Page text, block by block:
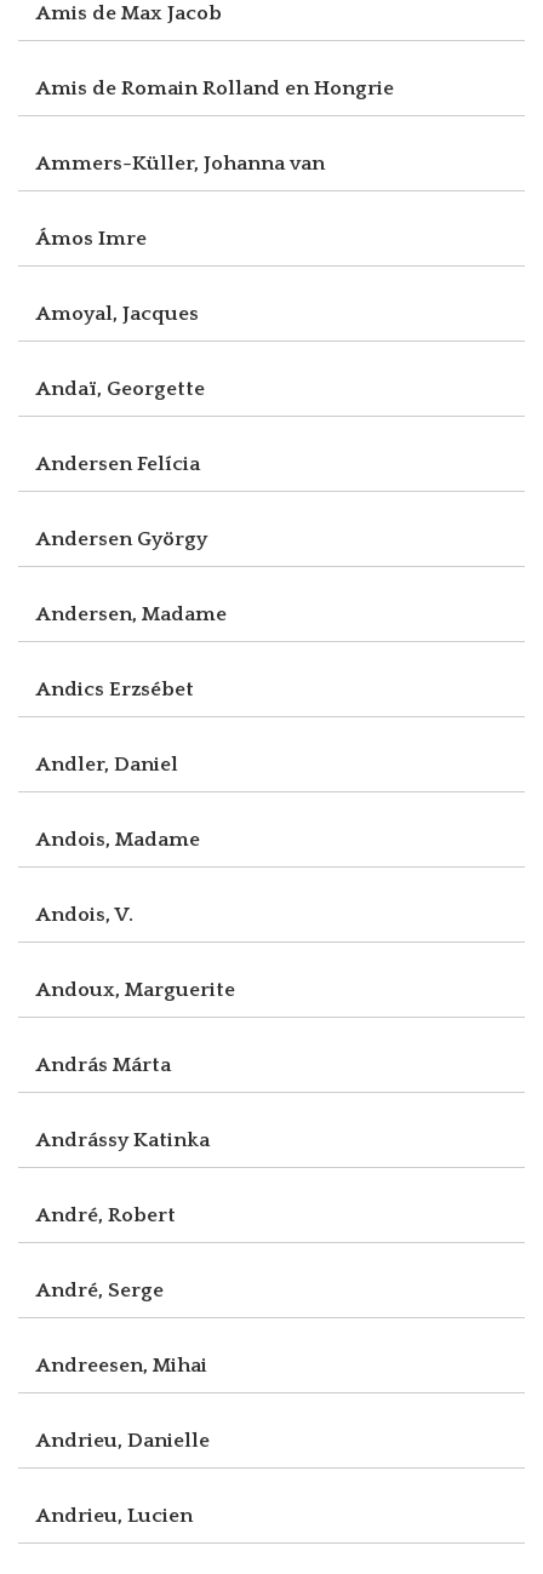
Amis de Max Jacob
Amis de Romain Rolland en Hongrie
Ammers-Küller, Johanna van
Ámos Imre
Amoyal, Jacques
Andaï, Georgette
Andersen Felícia
Andersen György
Andersen, Madame
Andics Erzsébet
Andler, Daniel
Andois, Madame
Andois, V.
Andoux, Marguerite
András Márta
Andrássy Katinka
André, Robert
André, Serge
Andreesen, Mihai
Andrieu, Danielle
Andrieu, Lucien